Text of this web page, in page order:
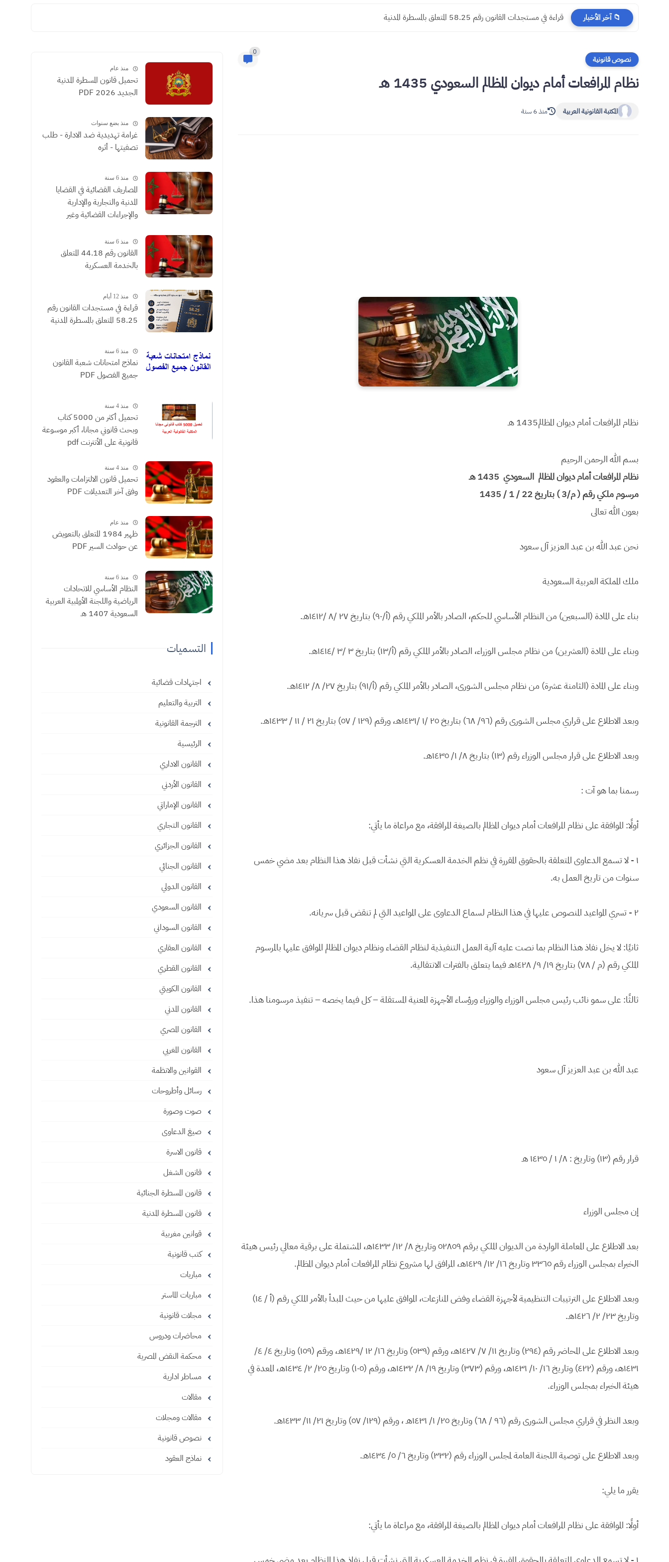
📁 آخر الأخبار مسجدات جرائم الشيك في قانون المسطرة المدنية الجديد
نصوص قانونية
0
نظام المرافعات أمام ديوان المظالم السعودي 1435 هـ
المكتبة القانونية العربية منذ 6 سنة
نظام المرافعات أمام ديوان المظالم1435 هـ
بسم الله الرحمن الرحيم
نظام المرافعات أمام ديوان المظالم السعودي 1435 هـ
مرسوم ملكي رقم ( م/3 ) بتاريخ 22 / 1 / 1435
بعون الله تعالى
نحن عبد الله بن عبد العزيز آل سعود
ملك المملكة العربية السعودية
بناء على المادة (السبعين) من النظام الأساسي للحكم، الصادر بالأمر الملكي رقم (أ/٩٠) بتاريخ ٢٧ /٨ /١٤١٢هـ.
وبناء على المادة (العشرين) من نظام مجلس الوزراء، الصادر بالأمر الملكي رقم (أ/١٣) بتاريخ ٣ /٣ /١٤١٤هـ.
وبناء على المادة (الثامنة عشرة) من نظام مجلس الشورى، الصادر بالأمر الملكي رقم (أ/٩١) بتاريخ ٢٧/ ٨/ ١٤١٢هـ.
وبعد الاطلاع على قراري مجلس الشورى رقم (٩٦/ ٦٨) بتاريخ ٢٥ /١ /١٤٣١هـ، ورقم (١٢٩ / ٥٧) بتاريخ ٢١ / ١١ / ١٤٣٣هـ.
وبعد الاطلاع على قرار مجلس الوزراء رقم (١٣) بتاريخ ٨/ ١/ ١٤٣٥هـ.
رسمنا بما هو آت :
أولًا: الموافقة على نظام المرافعات أمام ديوان المظالم بالصيغة المرافقة، مع مراعاة ما يأتي:
١ - لا تسمع الدعاوى المتعلقة بالحقوق المقررة في نظم الخدمة العسكرية التي نشأت قبل نفاذ هذا النظام بعد مضي خمس
سنوات من تاريخ العمل به.
٢ - تسري المواعيد المنصوص عليها في هذا النظام لسماع الدعاوى على المواعيد التي لم تنقض قبل سريانه.
ثانيًا: لا يخل نفاذ هذا النظام بما نصت عليه آلية العمل التنفيذية لنظام القضاء ونظام ديوان المظالم الموافق عليها بالمرسوم
الملكي رقم (م / ٧٨) بتاريخ ١٩/ ٩/ ١٤٢٨هـ فيما يتعلق بالفترات الانتقالية.
ثالثًا: على سمو نائب رئيس مجلس الوزراء والوزراء ورؤساء الأجهزة المعنية المستقلة – كل فيما يخصه – تنفيذ مرسومنا هذا.
عبد الله بن عبد العزيز آل سعود
قرار رقم (١٣) وتاريخ : ٨/ ١ / ١٤٣٥ هـ
إن مجلس الوزراء
بعد الاطلاع على المعاملة الواردة من الديوان الملكي برقم ٥٢٨٥٩ وتاريخ ٨/ ١٢/ ١٤٣٣هـ، المشتملة على برقية معالي رئيس هيئة
الخبراء بمجلس الوزراء رقم ٣٣٦٥ وتاريخ ١٦/ ١٢/ ١٤٢٩هـ، المرافق لها مشروع نظام المرافعات أمام ديوان المظالم.
وبعد الاطلاع على الترتيبات التنظيمية لأجهزة القضاء وفض المنازعات، الموافق عليها من حيث المبدأ بالأمر الملكي رقم (أ / ١٤)
وتاريخ ٢٣/ ٢/ ١٤٢٦هـ.
وبعد الاطلاع على المحاضر رقم (٢٩٤) وتاريخ ١١/ ٧/ ١٤٢٧هـ، ورقم (٥٣٩) وتاريخ ١٦/ ١٢ /١٤٢٩هـ، ورقم (١٥٩) وتاريخ ٤/ ٤/
١٤٣١هـ، ورقم (٤٢٢) وتاريخ ١٦/ ١٠/ ١٤٣١هـ، ورقم (٣٧٣) وتاريخ ١٩/ ٨/ ١٤٣٢هـ، ورقم (١٠٥) وتاريخ ٢٥/ ٢/ ١٤٣٤هـ، المعدة في
هيئة الخبراء بمجلس الوزراء.
وبعد النظر في قراري مجلس الشورى رقم (٩٦ / ٦٨) وتاريخ ٢٥/ ١/ ١٤٣١هـ ، ورقم (١٢٩/ ٥٧) وتاريخ ٢١/ ١١/ ١٤٣٣هـ.
وبعد الاطلاع على توصية اللجنة العامة لمجلس الوزراء رقم (٣٣٢) وتاريخ ٦/ ٥/ ١٤٣٤هـ.
يقرر ما يلي:
أولًا: الموافقة على نظام المرافعات أمام ديوان المظالم بالصيغة المرافقة، مع مراعاة ما يأتي:
منذ عام
تحميل قانون المسطرة المدنية
الجديد 2026 PDF
منذ بضع سنوات
غرامة تهديدية ضد الادارة - طلب
تصفيتها - أثره
منذ 6 سنة
المصاريف القضائية في القضايا
المدنية والتجارية والإدارية
والإجراءات القضائية وغير
الموثقون
منذ 6 سنة
القانون رقم 44.18 المتعلق
بالخدمة العسكرية
منذ 12 أيام
​قراءة في مستجدات القانون رقم
58.25 المتعلق بالمسطرة المدنية
منذ 6 سنة
نماذج امتحانات شعبة القانون
جميع الفصول PDF
منذ 4 سنة
تحميل أكثر من 5000 كتاب
وبحث قانوني مجانا، أكبر موسوعة
قانونية على الأنترنت pdf
منذ 4 سنة
تحميل قانون الالتزامات والعقود
وفق آخر التعديلات PDF
منذ عام
ظهير 1984 المتعلق بالتعويض
عن حوادث السير PDF
منذ 6 سنة
النظام الأساسي للاتحادات
الرياضية واللجنة الأولمبية العربية
السعودية 1407 هـ
التسميات
اجتهادات قضائية
التربية والتعليم
الترجمة القانونية
الرئيسية
القانون الاداري
القانون الأردني
القانون الإماراتي
القانون التجاري
القانون الجزائري
القانون الجنائي
القانون الدولي
القانون السعودي
القانون السوداني
القانون العقاري
القانون القطري
القانون الكويتي
القانون المدني
القانون المصري
القانون المغربي
القوانين والانظمة
رسائل وأطروحات
صوت وصورة
صيغ الدعاوى
قانون الاسرة
قانون الشغل
قانون المسطرة الجنائية
قانون المسطرة المدنية
قوانين مغربية
كتب قانونية
مباريات
مباريات الماستر
مجلات قانونية
محاضرات ودروس
محكمة النقض المصرية
مساطر ادارية
مقالات
مقالات ومجلات
نصوص قانونية
نماذج العقود